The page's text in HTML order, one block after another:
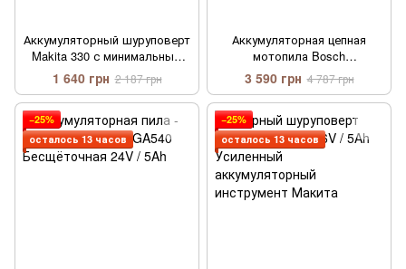
Аккумуляторный шуруповерт
Makita 330 с минимальным
набором в кейсе
(Шуруповерт Макита)
1 640 грн 2 187 грн
Аккумуляторная цепная
мотопила Bosch
UniversalChain 36 (36 V 5.0 Ah)
в кейсе
3 590 грн 4 787 грн
−25%
осталось 13 часов
−25%
осталось 13 часов